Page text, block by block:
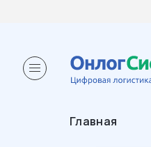
Главная